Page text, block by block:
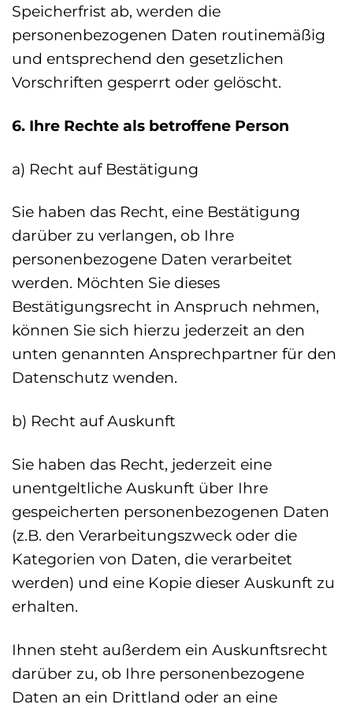
Speicherfrist ab, werden die
personenbezogenen Daten routinemäßig
und entsprechend den gesetzlichen
Vorschriften gesperrt oder gelöscht.
6. Ihre Rechte als betroffene Person
a) Recht auf Bestätigung
Sie haben das Recht, eine Bestätigung
darüber zu verlangen, ob Ihre
personenbezogene Daten verarbeitet
werden. Möchten Sie dieses
Bestätigungsrecht in Anspruch nehmen,
können Sie sich hierzu jederzeit an den
unten genannten Ansprechpartner für den
Datenschutz wenden.
b) Recht auf Auskunft
Sie haben das Recht, jederzeit eine
unentgeltliche Auskunft über Ihre
gespeicherten personenbezogenen Daten
(z.B. den Verarbeitungszweck oder die
Kategorien von Daten, die verarbeitet
werden) und eine Kopie dieser Auskunft zu
erhalten.
Ihnen steht außerdem ein Auskunftsrecht
darüber zu, ob Ihre personenbezogene
Daten an ein Drittland oder an eine